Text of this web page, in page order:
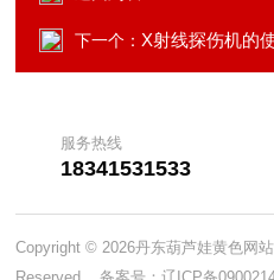
下一个：X射线探伤机的使用日
服务热线
18341531533
Copyright © 2026丹东葫芦娃黄色网